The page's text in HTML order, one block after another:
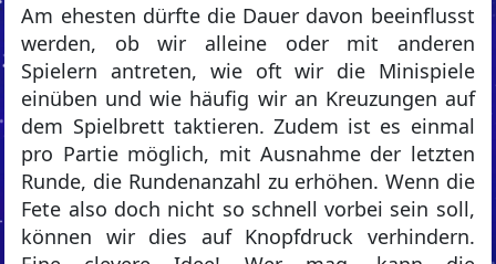
Am ehesten dürfte die Dauer davon beeinflusst
werden, ob wir alleine oder mit anderen
Spielern antreten, wie oft wir die Minispiele
einüben und wie häufig wir an Kreuzungen auf
dem Spielbrett taktieren. Zudem ist es einmal
pro Partie möglich, mit Ausnahme der letzten
Runde, die Rundenanzahl zu erhöhen. Wenn die
Fete also doch nicht so schnell vorbei sein soll,
können wir dies auf Knopfdruck verhindern.